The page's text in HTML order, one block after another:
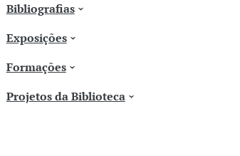
Bibliografias
Exposições
Formações
Projetos da Biblioteca